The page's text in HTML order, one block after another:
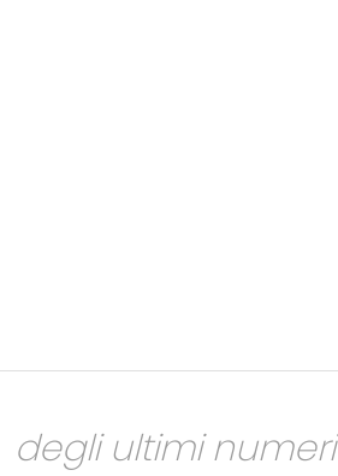
degli ultimi numeri